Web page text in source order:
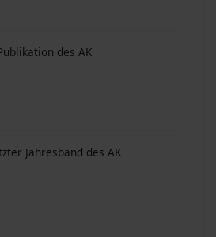
des AK
Jahresband des AK